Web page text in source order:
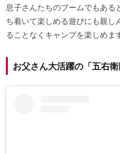
息子さんたちのブームでもある
ち着いて楽しめる遊びにも親し
ることなくキャンプを楽しめま
お父さん大活躍の「五右衛